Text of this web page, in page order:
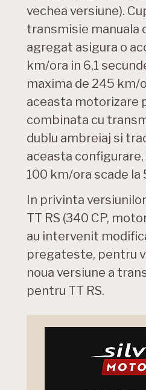
vechea versiune).
transmisie manuala
agregat asigura o
km/ora in 6,1
maxima de 245 km/
aceasta motorizare
combinata cu
dublu ambreiaj si
aceasta
100 km/ora scade la
In privinta versiunilor
TT RS (340 CP,
au intervenit
pregateste, pentru
noua versiune a
pentru TT RS.